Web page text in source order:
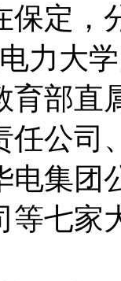
保定，
力大
育部直
任公司
电集团
等七家